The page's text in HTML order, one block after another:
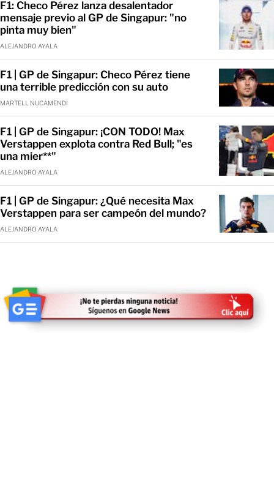
F1: Checo Pérez lanza desalentador
mensaje previo al GP de Singapur: "no
pinta muy bien"
ALEJANDRO AYALA
F1 | GP de Singapur: Checo Pérez tiene
una terrible predicción con su auto
MARTELL NUCAMENDI
F1 | GP de Singapur: ¡CON TODO! Max
Verstappen explota contra Red Bull; "es
una mier**"
ALEJANDRO AYALA
F1 | GP de Singapur: ¿Qué necesita Max
Verstappen para ser campeón del mundo?
ALEJANDRO AYALA